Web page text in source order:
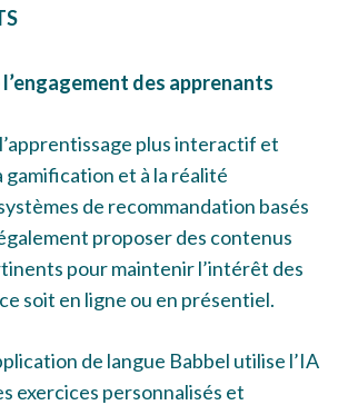
des apprenants
plus interactif et
gamification et à la réalité
de recommandation basés
proposer des contenus
pour maintenir l’intérêt des
soit en ligne ou en présentiel.
de langue Babbel utilise l’IA
exercices personnalisés et